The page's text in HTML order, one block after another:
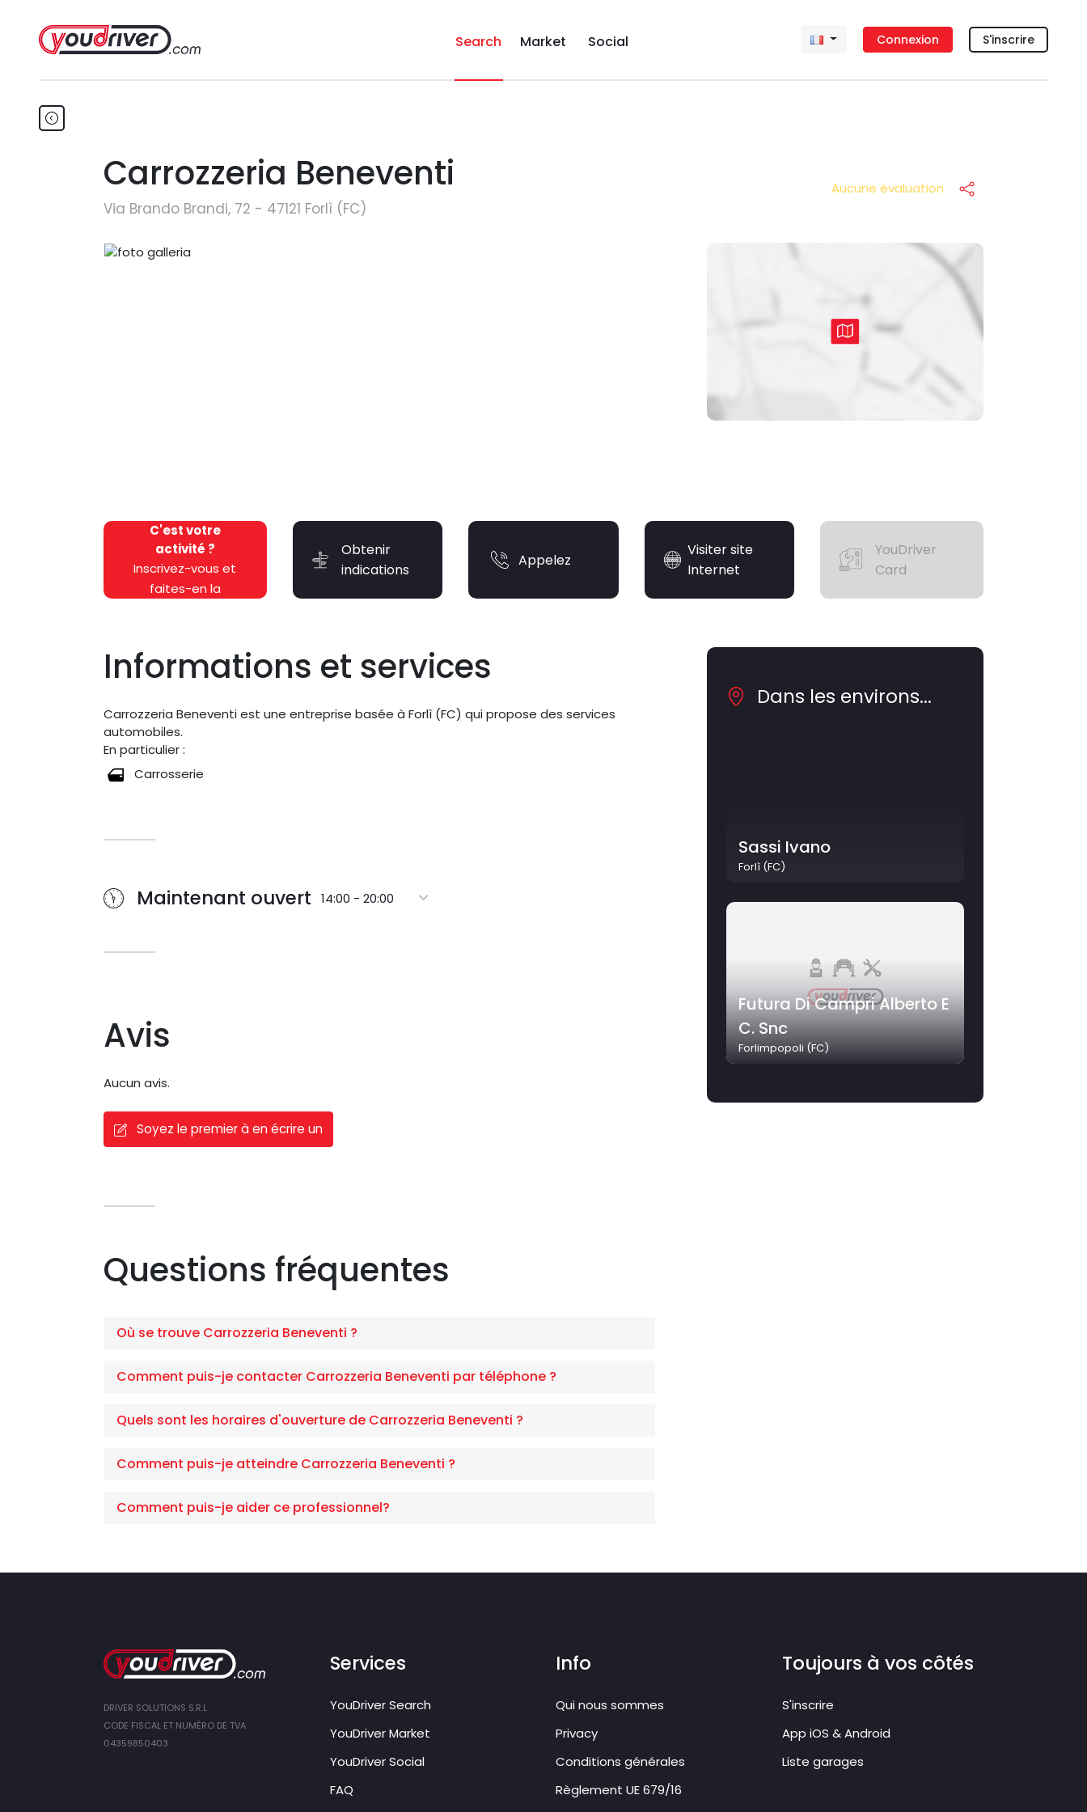
Search Market Social Connexion S'inscrire
Carrozzeria Beneventi
Via Brando Brandi, 72 - 47121 Forlì (FC)
Aucune évaluation
C'est votre
activité ?
Inscrivez-vous et
faites-en la
Obtenir
indications
Appelez
Visiter site
Internet
YouDriver
Card
Informations et services
Carrozzeria Beneventi est une entreprise basée à Forlì (FC) qui propose des services
automobiles.
En particulier :
Carrosserie
Maintenant ouvert 14:00 - 20:00
Avis
Aucun avis.
Soyez le premier à en écrire un
Questions fréquentes
Où se trouve Carrozzeria Beneventi ?
Comment puis-je contacter Carrozzeria Beneventi par téléphone ?
Quels sont les horaires d'ouverture de Carrozzeria Beneventi ?
Comment puis-je atteindre Carrozzeria Beneventi ?
Comment puis-je aider ce professionnel?
Dans les environs...
Sassi Ivano
Forlì (FC)
Futura Di Campri Alberto E
C. Snc
Forlimpopoli (FC)
DRIVER SOLUTIONS S.R.L.
CODE FISCAL ET NUMÉRO DE TVA
04359850403
Services
YouDriver Search
YouDriver Market
YouDriver Social
FAQ
Info
Qui nous sommes
Privacy
Conditions générales
Règlement UE 679/16
Toujours à vos côtés
S'inscrire
App iOS & Android
Liste garages